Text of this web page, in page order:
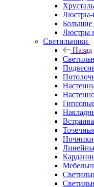
Люстры-
Люстры
Светильники
Назад
Ночники